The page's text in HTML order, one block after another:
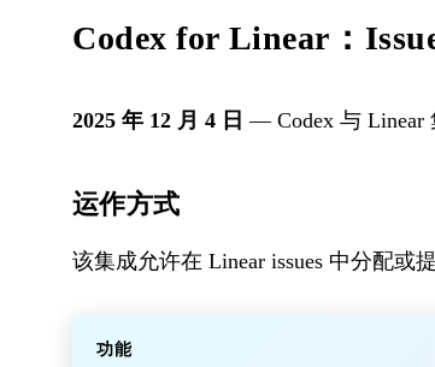
Codex for Linear：
2025 年 12 月 4 日 — Codex 与 Linear
运作方式
该集成允许在 Linear issues 中分配或
功能